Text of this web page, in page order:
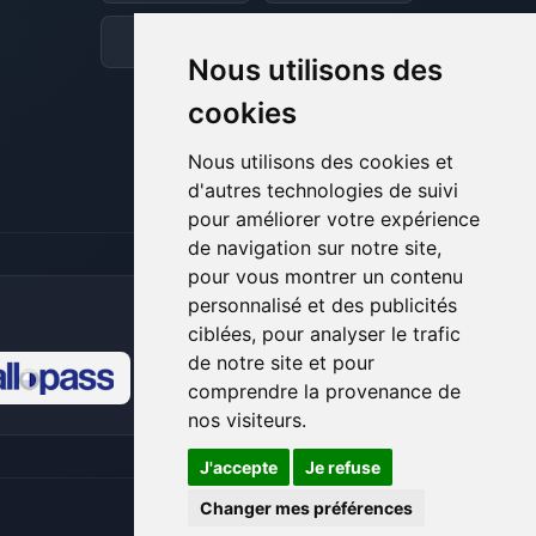
Nous utilisons des
cookies
Nous utilisons des cookies et
d'autres technologies de suivi
pour améliorer votre expérience
de navigation sur notre site,
pour vous montrer un contenu
personnalisé et des publicités
ciblées, pour analyser le trafic
de notre site et pour
comprendre la provenance de
nos visiteurs.
J'accepte
Je refuse
Changer mes préférences
et je vais remuer mes petits circuits
08/08/2026 à 19:20